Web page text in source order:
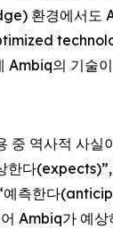
환경에서도
Ambiq의 기술
중 역사적 사
한다
측한다
Ambiq가 예